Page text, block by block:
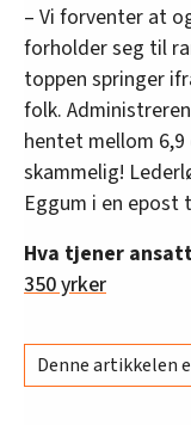
– Vi forventer at
forholder seg til
toppen springer
folk.
hentet mellom
skammelig!
Eggum i en epost
Hva tjener
350 yrker
Denne artikkelen